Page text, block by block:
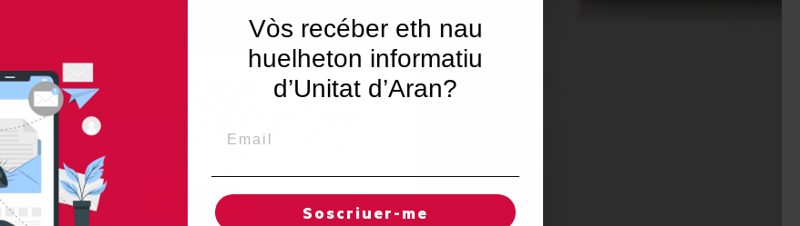
Utilizamos "cookies" en nuestro sitio web para dar al
usuario una experiencia personalizada y optimizada,
recordando sus preferencias y visitas regulares. Al hacer
clic en "Aceptar todas", acepta el uso de TODAS las
"cookies". Sin embargo, puede visitar "Configuración de
cookies" para concedir un consentimiento controlado.
Reglas de "cookies" Aceptar todas
Vòs recéber eth nau
huelheton informatiu
d’Unitat d’Aran?
Soscriuer-me